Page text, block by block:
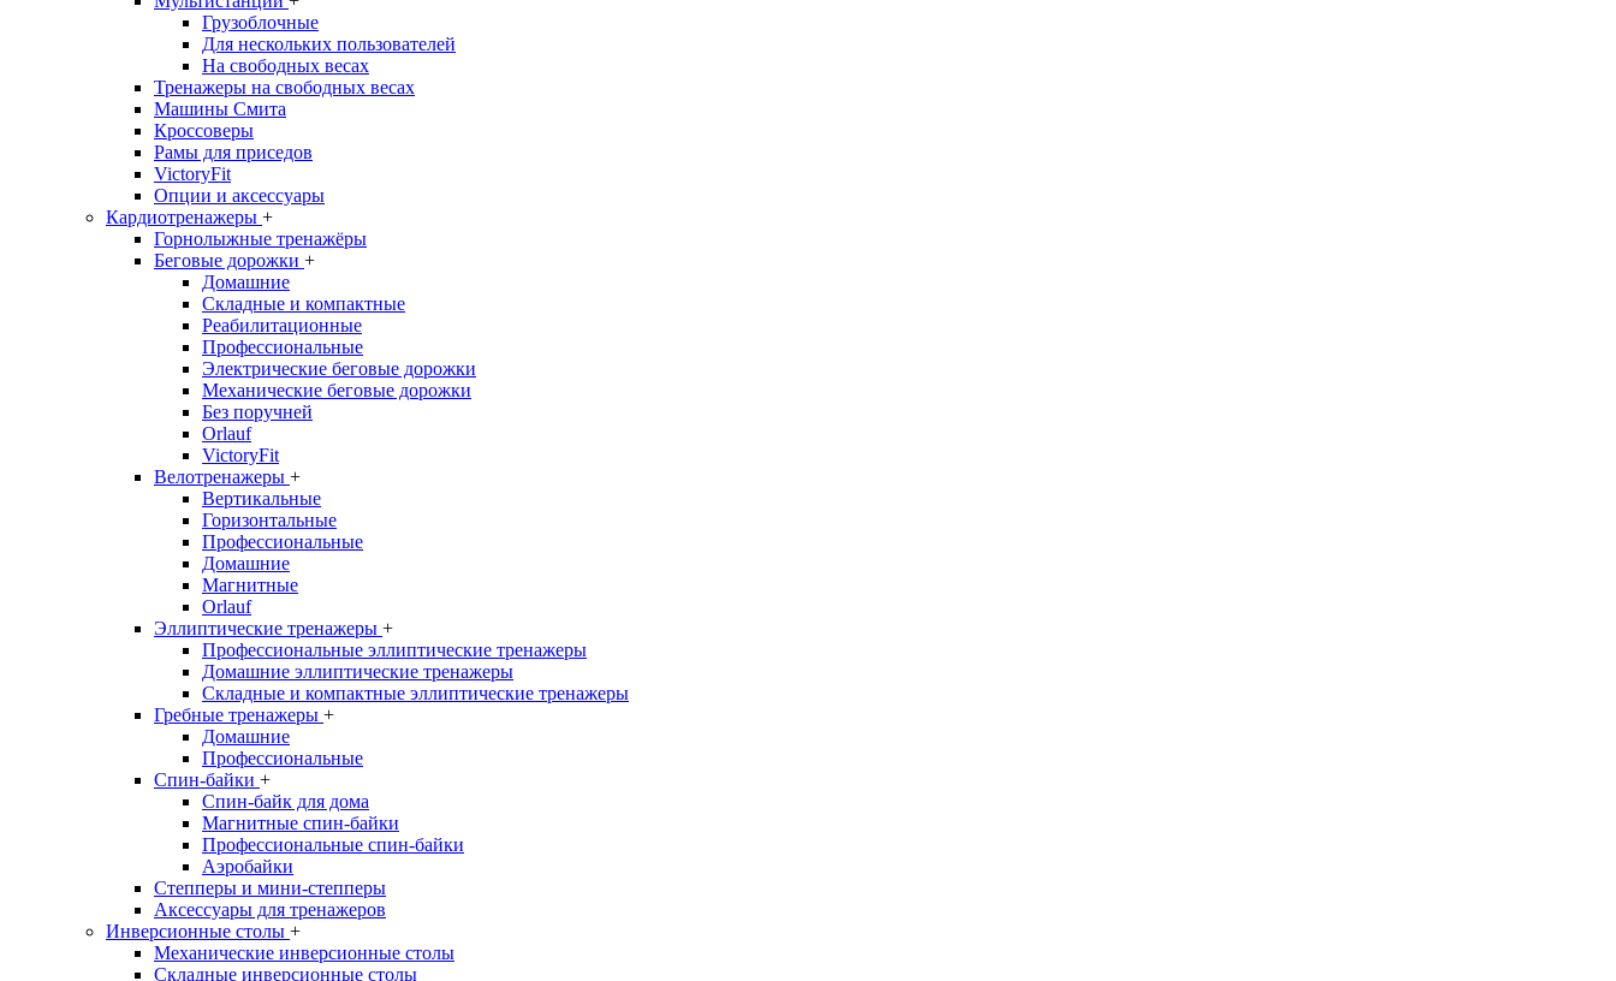
Грузоблочные
Для нескольких пользователей
На свободных весах
Тренажеры на свободных весах
Машины Смита
Кроссоверы
Рамы для приседов
VictoryFit
Опции и аксессуары
Кардиотренажеры +
Горнолыжные тренажёры
Беговые дорожки +
Домашние
Складные и компактные
Реабилитационные
Профессиональные
Электрические беговые дорожки
Механические беговые дорожки
Без поручней
Orlauf
VictoryFit
Велотренажеры +
Вертикальные
Горизонтальные
Профессиональные
Домашние
Магнитные
Orlauf
Эллиптические тренажеры +
Профессиональные эллиптические тренажеры
Домашние эллиптические тренажеры
Складные и компактные эллиптические тренажеры
Гребные тренажеры +
Домашние
Профессиональные
Спин-байки +
Спин-байк для дома
Магнитные спин-байки
Профессиональные спин-байки
Аэробайки
Степперы и мини-степперы
Аксессуары для тренажеров
Инверсионные столы +
Механические инверсионные столы
Складные инверсионные столы